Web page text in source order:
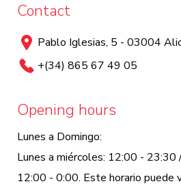
Contact
Pablo Iglesias, 5 - 03004
+(34) 865 67 49 05
Opening hours
Lunes a Domingo:
Lunes a miércoles: 12:00 - 23:30
12:00 - 0:00. Este horario puede